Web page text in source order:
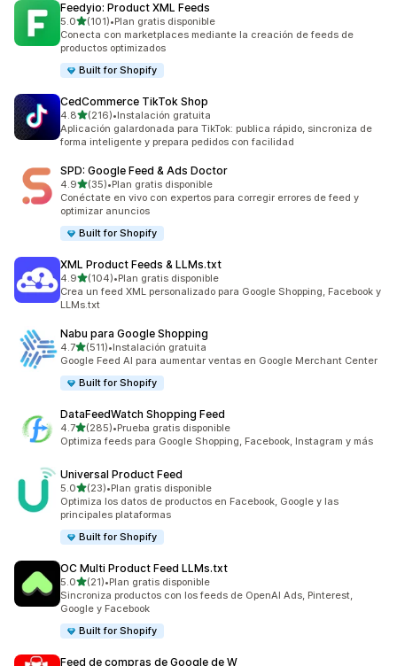
Feedyio: Product XML Feeds
5.0de 5 estrellas
(101)
101 reseñas en total
•Plan gratis disponible
Conecta con marketplaces mediante la creación de feeds de
productos optimizados
Built for Shopify
CedCommerce TikTok Shop
4.8de 5 estrellas
(216)
216 reseñas en total
•Instalación gratuita
Aplicación galardonada para TikTok: publica rápido, sincroniza de
forma inteligente y prepara pedidos con facilidad
SPD: Google Feed & Ads Doctor
4.9de 5 estrellas
(35)
35 reseñas en total
•Plan gratis disponible
Conéctate en vivo con expertos para corregir errores de feed y
optimizar anuncios
Built for Shopify
XML Product Feeds & LLMs.txt
4.9de 5 estrellas
(104)
104 reseñas en total
•Plan gratis disponible
Crea un feed XML personalizado para Google Shopping, Facebook y
LLMs.txt
Nabu para Google Shopping
4.7de 5 estrellas
(511)
511 reseñas en total
•Instalación gratuita
Google Feed AI para aumentar ventas en Google Merchant Center
Built for Shopify
DataFeedWatch Shopping Feed
4.7de 5 estrellas
(285)
285 reseñas en total
•Prueba gratis disponible
Optimiza feeds para Google Shopping, Facebook, Instagram y más
Universal Product Feed
5.0de 5 estrellas
(23)
23 reseñas en total
•Plan gratis disponible
Optimiza los datos de productos en Facebook, Google y las
principales plataformas
Built for Shopify
OC Multi Product Feed LLMs.txt
5.0de 5 estrellas
(21)
21 reseñas en total
•Plan gratis disponible
Sincroniza productos con los feeds de OpenAI Ads, Pinterest,
Google y Facebook
Built for Shopify
Feed de compras de Google de W